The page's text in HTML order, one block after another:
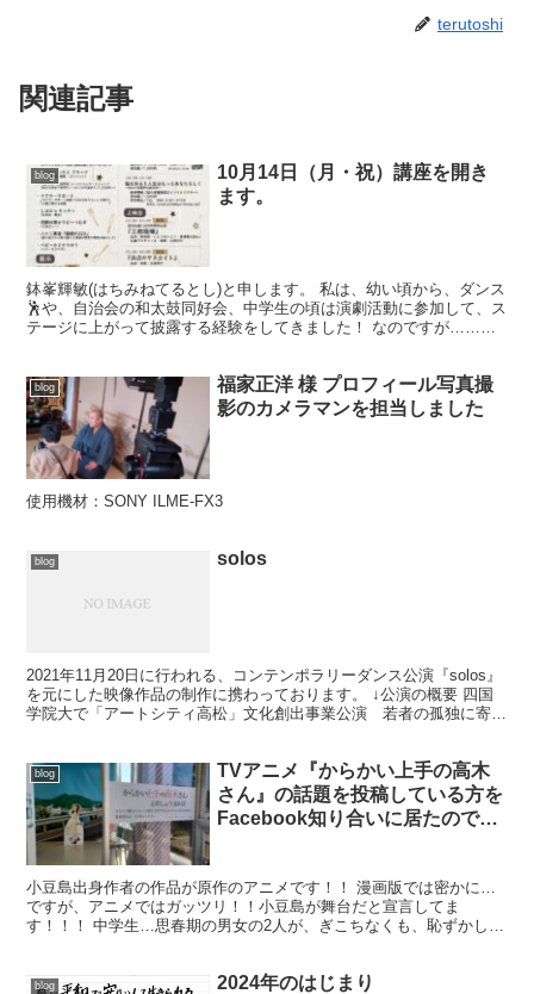
terutoshi
関連記事
blog
10月14日（月・祝）講座を開き
ます。
鉢峯輝敏(はちみねてるとし)と申します。 私は、幼い頃から、ダンス
🕺や、自治会の和太鼓同好会、中学生の頃は演劇活動に参加して、ス
テージに上がって披露する経験をしてきました！ なのですが……同
blog
福家正洋 様 プロフィール写真撮
影のカメラマンを担当しました
使用機材：SONY ILME-FX3
blog solos
2021年11月20日に行われる、コンテンポラリーダンス公演『solos』
を元にした映像作品の制作に携わっております。 ↓公演の概要 四国
学院大で「アートシティ高松」文化創出事業公演 若者の孤独に寄り
blog
TVアニメ『からかい上手の高木
さん』の話題を投稿している方を
Facebook知り合いに居たので、
す。
小豆島出身作者の作品が原作のアニメです！！ 漫画版では密かに…
ですが、アニメではガッツリ！！小豆島が舞台だと宣言してま
す！！！ 中学生…思春期の男女の2人が、ぎこちなくも、恥ずかしな
blog 2024年のはじまり